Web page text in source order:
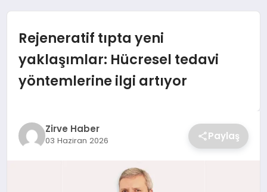
MAGAZIN
EĞITIM
SAĞLIK
Rejeneratif tıpta yeni
yaklaşımlar: Hücresel tedavi
yöntemlerine ilgi artıyor
Zirve Haber
03 Haziran 2026 Paylaş